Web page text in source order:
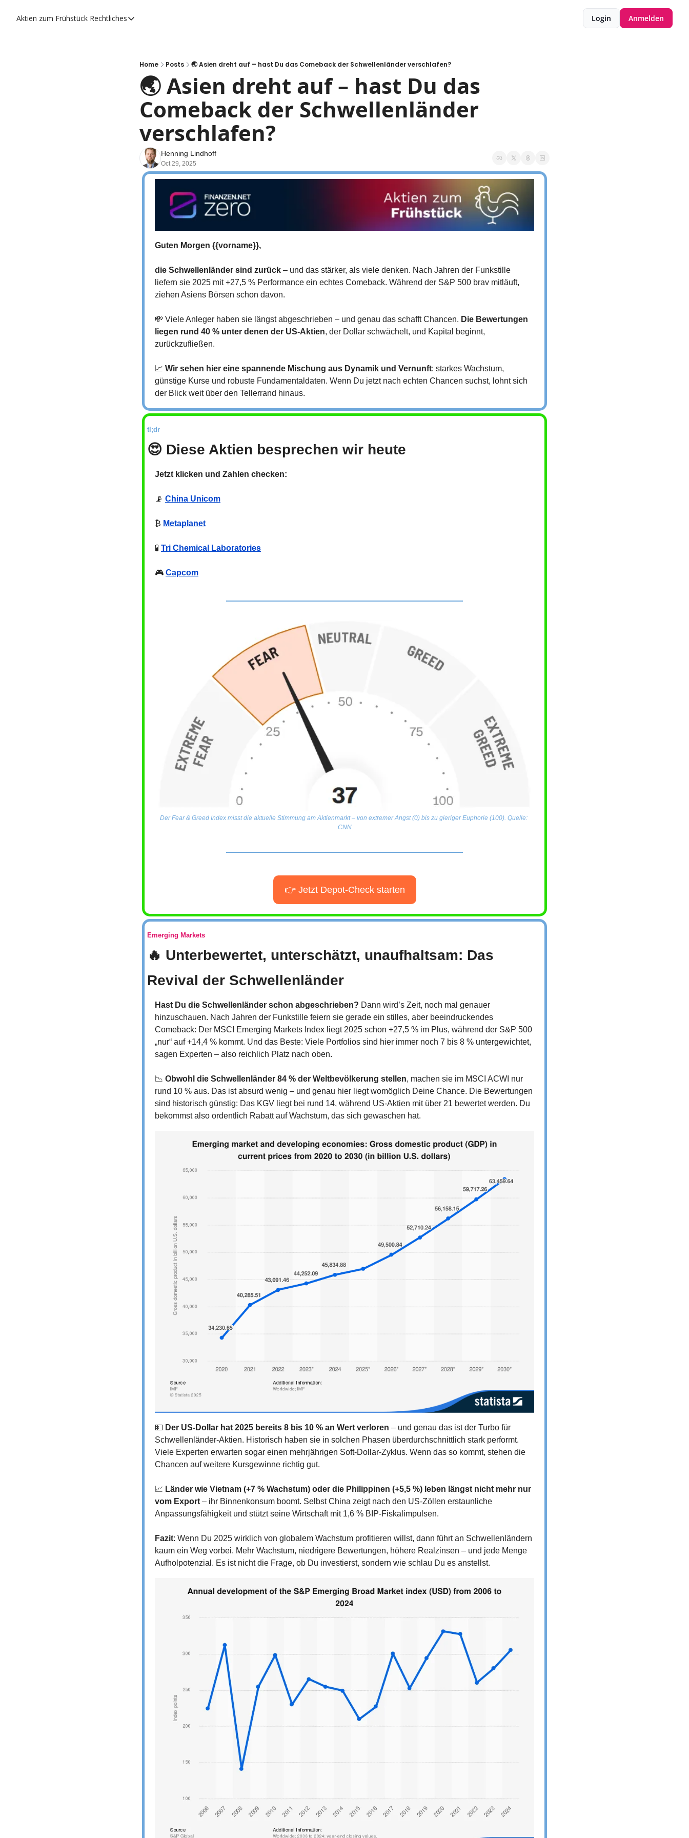
Aktien zum Frühstück Rechtliches
Rechtliches
Impressum
Login Anmelden
Home Posts 🌏 Asien dreht auf – hast Du das Comeback der Schwellenländer verschlafen?
🌏 Asien dreht auf – hast Du das
Comeback der Schwellenländer
verschlafen?
Henning Lindhoff
Oct 29, 2025
Guten Morgen {{vorname}},
die Schwellenländer sind zurück – und das stärker, als viele denken. Nach Jahren der Funkstille
liefern sie 2025 mit +27,5 % Performance ein echtes Comeback. Während der S&P 500 brav mitläuft,
ziehen Asiens Börsen schon davon.
💸 Viele Anleger haben sie längst abgeschrieben – und genau das schafft Chancen. Die Bewertungen
liegen rund 40 % unter denen der US-Aktien, der Dollar schwächelt, und Kapital beginnt,
zurückzufließen.
📈 Wir sehen hier eine spannende Mischung aus Dynamik und Vernunft: starkes Wachstum,
günstige Kurse und robuste Fundamentaldaten. Wenn Du jetzt nach echten Chancen suchst, lohnt sich
der Blick weit über den Tellerrand hinaus.
tl;dr
😍 Diese Aktien besprechen wir heute
Jetzt klicken und Zahlen checken:
📡 China Unicom
₿ Metaplanet
🧪 Tri Chemical Laboratories
🎮 Capcom
Der Fear & Greed Index misst die aktuelle Stimmung am Aktienmarkt – von extremer Angst (0) bis zu gieriger Euphorie (100). Quelle:
CNN
👉 Jetzt Depot-Check starten
Emerging Markets
🔥 Unterbewertet, unterschätzt, unaufhaltsam: Das
Revival der Schwellenländer
Hast Du die Schwellenländer schon abgeschrieben? Dann wird’s Zeit, noch mal genauer
hinzuschauen. Nach Jahren der Funkstille feiern sie gerade ein stilles, aber beeindruckendes
Comeback: Der MSCI Emerging Markets Index liegt 2025 schon +27,5 % im Plus, während der S&P 500
„nur“ auf +14,4 % kommt. Und das Beste: Viele Portfolios sind hier immer noch 7 bis 8 % untergewichtet,
sagen Experten – also reichlich Platz nach oben.
📉 Obwohl die Schwellenländer 84 % der Weltbevölkerung stellen, machen sie im MSCI ACWI nur
rund 10 % aus. Das ist absurd wenig – und genau hier liegt womöglich Deine Chance. Die Bewertungen
sind historisch günstig: Das KGV liegt bei rund 14, während US-Aktien mit über 21 bewertet werden. Du
bekommst also ordentlich Rabatt auf Wachstum, das sich gewaschen hat.
💵 Der US-Dollar hat 2025 bereits 8 bis 10 % an Wert verloren – und genau das ist der Turbo für
Schwellenländer-Aktien. Historisch haben sie in solchen Phasen überdurchschnittlich stark performt.
Viele Experten erwarten sogar einen mehrjährigen Soft-Dollar-Zyklus. Wenn das so kommt, stehen die
Chancen auf weitere Kursgewinne richtig gut.
📈 Länder wie Vietnam (+7 % Wachstum) oder die Philippinen (+5,5 %) leben längst nicht mehr nur
vom Export – ihr Binnenkonsum boomt. Selbst China zeigt nach den US-Zöllen erstaunliche
Anpassungsfähigkeit und stützt seine Wirtschaft mit 1,6 % BIP-Fiskalimpulsen.
Fazit: Wenn Du 2025 wirklich von globalem Wachstum profitieren willst, dann führt an Schwellenländern
kaum ein Weg vorbei. Mehr Wachstum, niedrigere Bewertungen, höhere Realzinsen – und jede Menge
Aufholpotenzial. Es ist nicht die Frage, ob Du investierst, sondern wie schlau Du es anstellst.